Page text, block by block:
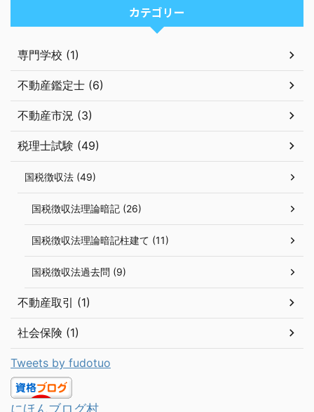
カテゴリー
専門学校 (1)
不動産鑑定士 (6)
不動産市況 (3)
税理士試験 (49)
国税徴収法 (49)
国税徴収法理論暗記 (26)
国税徴収法理論暗記柱建て (11)
国税徴収法過去問 (9)
不動産取引 (1)
社会保険 (1)
Tweets by fudotuo
にほんブログ村